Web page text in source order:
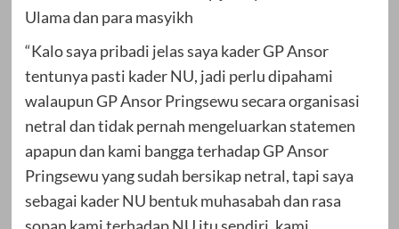
Ulama dan para masyikh
“Kalo saya pribadi jelas saya kader GP Ansor
tentunya pasti kader NU, jadi perlu dipahami
walaupun GP Ansor Pringsewu secara organisasi
netral dan tidak pernah mengeluarkan statemen
apapun dan kami bangga terhadap GP Ansor
Pringsewu yang sudah bersikap netral, tapi saya
sebagai kader NU bentuk muhasabah dan rasa